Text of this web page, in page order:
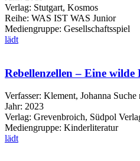
Verlag: Stutgart, Kosmos
Reihe: WAS IST WAS Junior
Mediengruppe: Gesellschaftsspiel
lädt
Rebellenzellen – Eine
Verfasser: Klement, Johanna Suche
Jahr: 2023
Verlag: Grevenbroich, Südpol
Mediengruppe: Kinderliteratur
lädt